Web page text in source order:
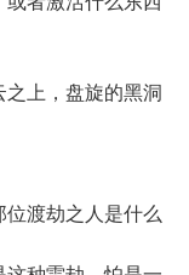
上，盘旋的黑洞
渡劫之人是什么